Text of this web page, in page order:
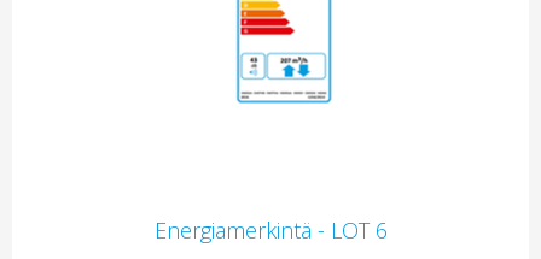
Energiamerkintä - LOT 6